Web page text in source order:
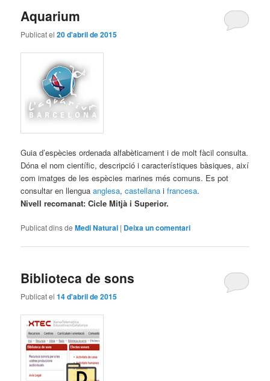
Aquarium
Publicat el20 d'abril de 2015
Guia d’espècies ordenada alfabèticament i de molt fàcil consulta.
Dóna el nom científic, descripció i característiques bàsiques, així
com imatges de les espècies marines més comuns. Es pot
consultar en llenguaanglesa,castellana ifrancesa.
Nivell recomanat: Cicle Mitjà i Superior.
Publicat dins de Medi Natural | Deixa un comentari
Biblioteca de sons
Publicat el14 d'abril de 2015